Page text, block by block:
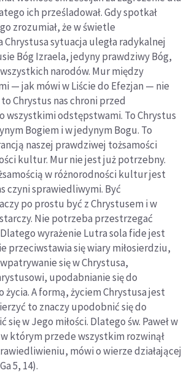
ich prześladował. Gdy spotkał
zrozumiał, że w świetle
sytuacja uległa radykalnej
Bóg Izraela, jedyny prawdziwy Bóg,
narodów. Mur między
— jak mówi w Liście do Efezjan — nie
Chrystus nas chroni przed
wszystkimi odstępstwami. To Chrystus
Bogiem i w jedynym Bogu. To
naszej prawdziwej tożsamości
kultur. Mur nie jest już potrzebny.
w różnorodności kultur jest
czyni sprawiedliwymi. Być
po prostu być z Chrystusem i w
Nie potrzeba przestrzegać
wyrażenie Lutra sola fide jest
przeciwstawia się wiary miłosierdziu,
się w Chrystusa,
upodabnianie się do
życia. A formą, życiem Chrystusa jest
to znaczy upodobnić się do
się w Jego miłości. Dlatego św. Paweł w
którym przede wszystkim rozwinął
mówi o wierze działającej
5, 14).